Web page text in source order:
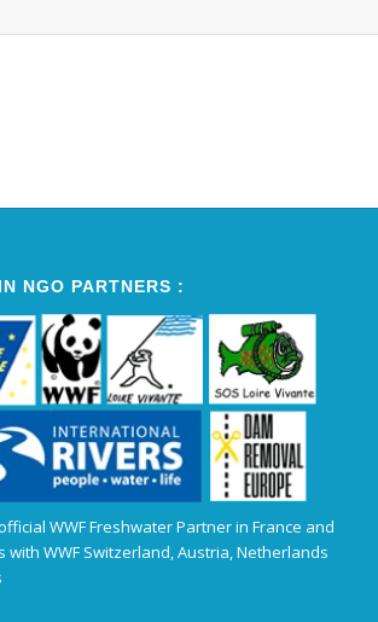
NGO PARTNERS :
WWF Freshwater Partner in France and
with WWF Switzerland, Austria, Netherlands